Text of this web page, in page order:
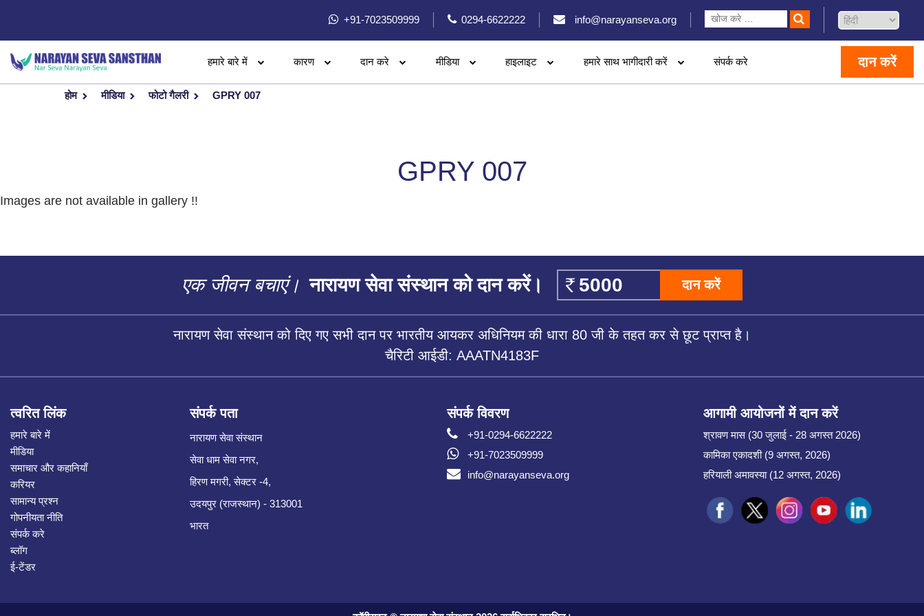
+91-7023509999 0294-6622222 info@narayanseva.org
हमारे बारे में कारण दान करे मीडिया हाइलाइट हमारे साथ भागीदारी करें संपर्क करे दान करें
होम मीडिया फोटो गैलरी GPRY 007
GPRY 007
Images are not available in gallery !!
एक जीवन बचाएं। नारायण सेवा संस्थान को दान करें। दान करें
नारायण सेवा संस्थान को दिए गए सभी दान पर भारतीय आयकर अधिनियम की धारा 80 जी के तहत कर से छूट प्राप्त है।
चैरिटी आईडी: AAATN4183F
त्वरित लिंक
हमारे बारे में
मीडिया
समाचार और कहानियाँ
करियर
सामान्य प्रश्न
गोपनीयता नीति
संपर्क करे
ब्लॉग
ई-टेंडर
संपर्क पता
नारायण सेवा संस्थान
सेवा धाम सेवा नगर,
हिरण मगरी, सेक्टर -4,
उदयपुर (राजस्थान) - 313001
भारत
संपर्क विवरण
+91-0294-6622222
+91-7023509999
info@narayanseva.org
आगामी आयोजनों में दान करें
श्रावण मास (30 जुलाई - 28 अगस्त 2026)
कामिका एकादशी (9 अगस्त, 2026)
हरियाली अमावस्या (12 अगस्त, 2026)